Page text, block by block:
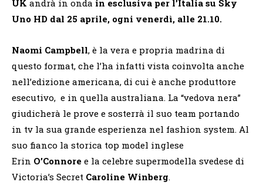
UK andrà in onda in esclusiva per l’Italia su Sky
Uno HD dal 25 aprile, ogni venerdì, alle 21.10.
Naomi Campbell, è la vera e propria madrina di
questo format, che l’ha infatti vista coinvolta anche
nell’edizione americana, di cui è anche produttore
esecutivo, e in quella australiana. La “vedova nera”
giudicherà le prove e sosterrà il suo team portando
in tv la sua grande esperienza nel fashion system. Al
suo fianco la storica top model inglese
Erin O’Connore e la celebre supermodella svedese di
Victoria’s Secret Caroline Winberg.